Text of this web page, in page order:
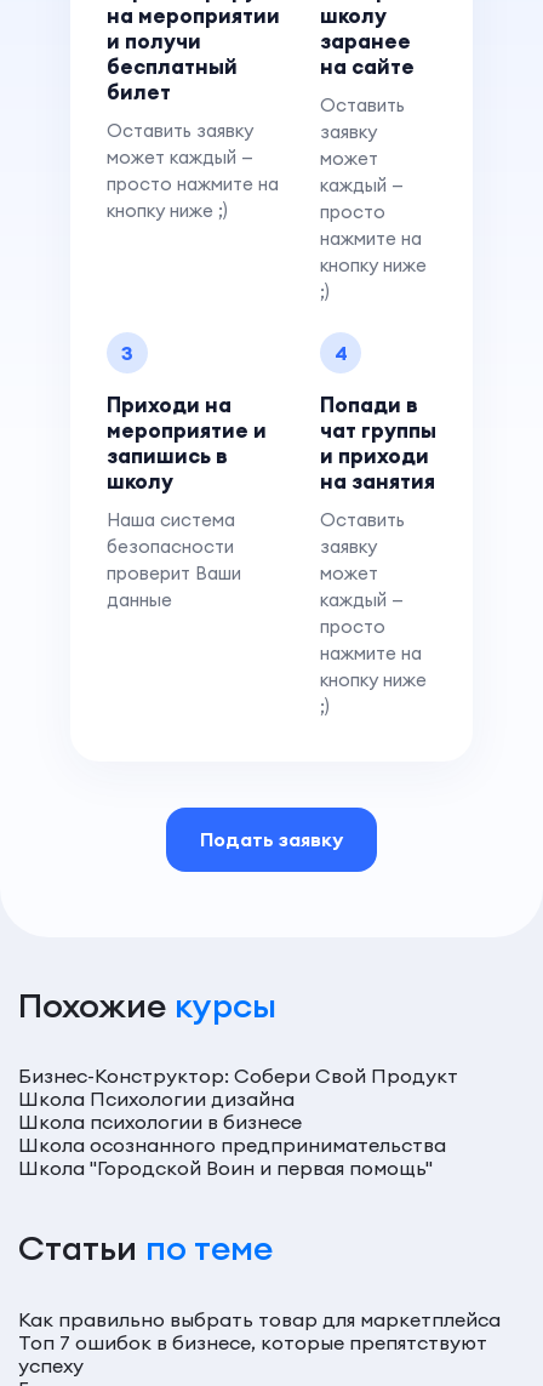
на мероприятии
и получи
бесплатный
билет
Оставить заявку
может каждый —
просто нажмите на
кнопку ниже ;)
школу
заранее
на сайте
Оставить
заявку
может
каждый —
просто
нажмите на
кнопку ниже
;)
3
Приходи на
мероприятие и
запишись в
школу
Наша система
безопасности
проверит Ваши
данные
4
Попади в
чат группы
и приходи
на занятия
Оставить
заявку
может
каждый —
просто
нажмите на
кнопку ниже
;)
Подать заявку
Похожие курсы
Бизнес-Конструктор: Собери Свой Продукт
Школа Психологии дизайна
Школа психологии в бизнесе
Школа осознанного предпринимательства
Школа "Городской Воин и первая помощь"
Статьи по теме
Как правильно выбрать товар для маркетплейса
Топ 7 ошибок в бизнесе, которые препятствуют
успеху